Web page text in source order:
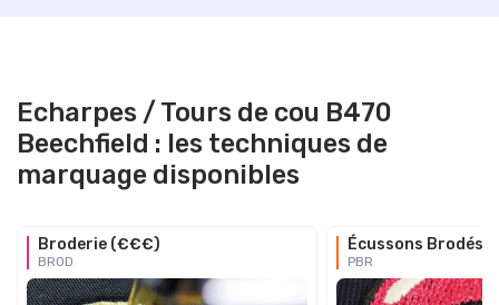
Echarpes / Tours de cou B470
Beechfield : les techniques de
marquage disponibles
Broderie (€€€)
BROD
Écussons Brodés
PBR